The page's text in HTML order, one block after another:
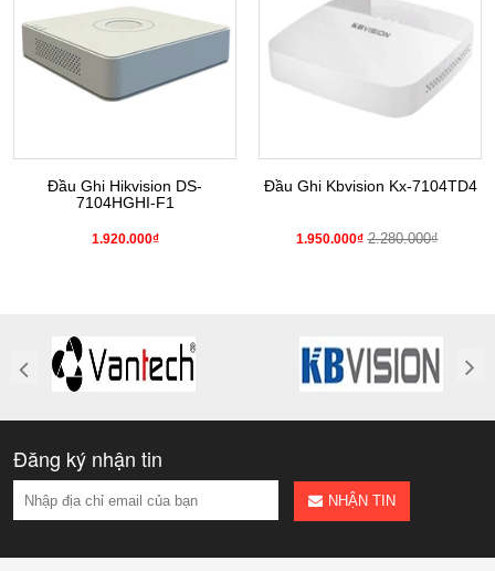
Đầu Ghi Hikvision DS-
7104HGHI-F1
1.920.000₫
Đầu Ghi Kbvision Kx-7104TD4
1.950.000₫ 2.280.000₫
Đăng ký nhận tin
NHẬN TIN